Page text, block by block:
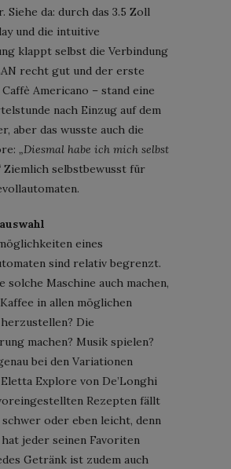
Siehe da: durch das 3.5 Zoll
und die intuitive
klappt selbst die Verbindung
recht gut und der erste
Americano – stand eine
nach Einzug auf dem
aber das wusste auch die
„Diesmal habe ich mich selbst
Ziemlich selbstbewusst für
eines
sind relativ begrenzt.
solche Maschine auch machen,
in allen möglichen
Die
machen? Musik spielen?
bei den Variationen
Explore von De’Longhi
Rezepten fällt
oder eben leicht, denn
jeder seinen Favoriten
Getränk ist zudem auch